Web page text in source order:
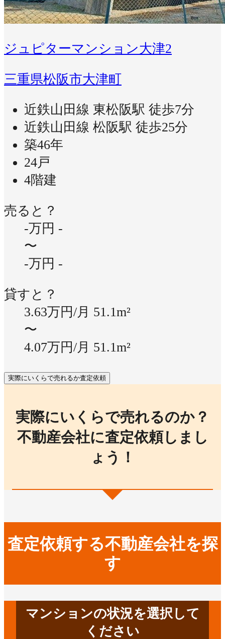
ジュピターマンション大津2
三重県松阪市大津町
近鉄山田線 東松阪駅 徒歩7分
近鉄山田線 松阪駅 徒歩25分
築46年
24戸
4階建
売ると？
-万円 -
〜
-万円 -
貸すと？
3.63万円/月 51.1m²
〜
4.07万円/月 51.1m²
実際にいくらで売れるか査定依頼
実際にいくらで売れるのか？
不動産会社に査定依頼しまし
ょう！
査定依頼する不動産会社を探
す
マンションの状況を選択して
ください